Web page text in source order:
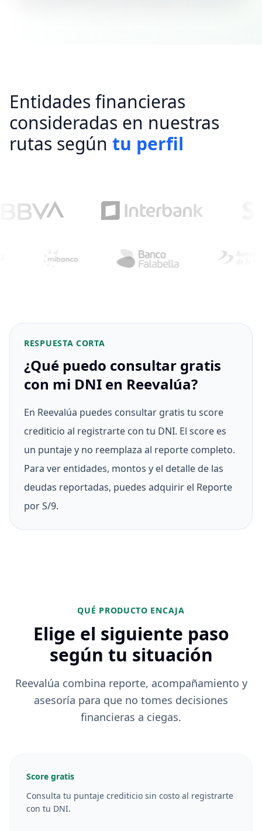
Entidades financieras
consideradas en nuestras
rutas según tu perfil
RESPUESTA CORTA
¿Qué puedo consultar gratis
con mi DNI en Reevalúa?
En Reevalúa puedes consultar gratis tu score
crediticio al registrarte con tu DNI. El score es
un puntaje y no reemplaza al reporte completo.
Para ver entidades, montos y el detalle de las
deudas reportadas, puedes adquirir el Reporte
por S/9.
QUÉ PRODUCTO ENCAJA
Elige el siguiente paso
según tu situación
Reevalúa combina reporte, acompañamiento y
asesoría para que no tomes decisiones
financieras a ciegas.
Score gratis
Consulta tu puntaje crediticio sin costo al registrarte
con tu DNI.